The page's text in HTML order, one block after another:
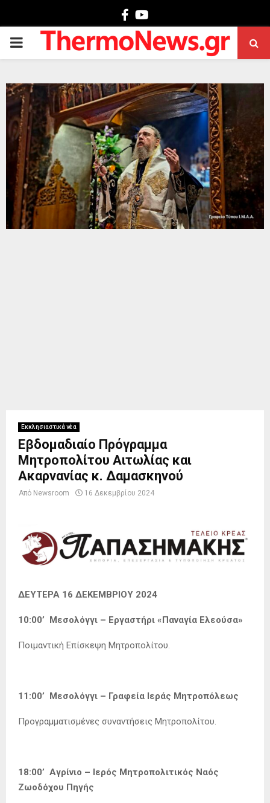
Facebook
PRIMARY
Εκκλησιαστικά νέα
Εβδομαδιαίο Πρόγραμμα
Μητροπολίτου Αιτωλίας και
Ακαρνανίας κ. Δαμασκηνού
Από Newsroom 16 Δεκεμβρίου 2024
ΔΕΥΤΕΡΑ 16 ΔΕΚΕΜΒΡΙΟΥ 2024
10:00’ Μεσολόγγι – Εργαστήρι «Παναγία Ελεούσα»
Ποιμαντική Επίσκεψη Μητροπολίτου.
11:00’ Μεσολόγγι – Γραφεία Ιεράς Μητροπόλεως
Προγραμματισμένες συναντήσεις Μητροπολίτου.
18:00’ Αγρίνιο – Ιερός Μητροπολιτικός Ναός
Ζωοδόχου Πηγής